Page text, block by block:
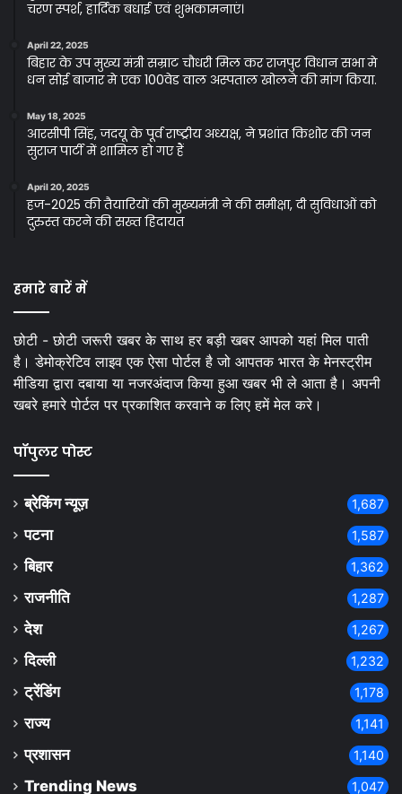
चरण स्पर्श, हार्दिक बधाई एवं शुभकामनाएं।
April 22, 2025
बिहार के उप मुख्य मंत्री सम्राट चौधरी मिल कर राजपुर विधान सभा मे
धन सोई बाजार मे एक 100वेड वाल अस्पताल खोलने की मांग किया.
May 18, 2025
आरसीपी सिंह, जदयू के पूर्व राष्ट्रीय अध्यक्ष, ने प्रशांत किशोर की जन
सुराज पार्टी में शामिल हो गए हैं
April 20, 2025
हज-2025 की तैयारियों की मुख्यमंत्री ने की समीक्षा, दी सुविधाओं को
दुरुस्त करने की सख्त हिदायत
हमारे बारें में
छोटी - छोटी जरूरी खबर के साथ हर बड़ी खबर आपको यहां मिल पाती
है। डेमोक्रेटिव लाइव एक ऐसा पोर्टल है जो आपतक भारत के मेनस्ट्रीम
मीडिया द्वारा दबाया या नजरअंदाज किया हुआ खबर भी ले आता है। अपनी
खबरे हमारे पोर्टल पर प्रकाशित करवाने क लिए हमें मेल करे।
पॉपुलर पोस्ट
ब्रेकिंग न्यूज़ 1,687
पटना 1,587
बिहार 1,362
राजनीति 1,287
देश 1,267
दिल्ली 1,232
ट्रेंडिंग 1,178
राज्य 1,141
प्रशासन 1,140
Trending News 1,047